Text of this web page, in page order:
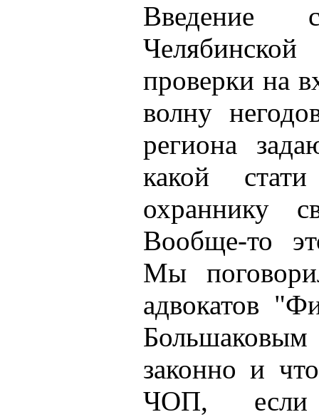
Введение
проверки на
волну
региона
какой
охраннику
Вообще-то
Мы
адвокатов
законно и
ЧОП, если